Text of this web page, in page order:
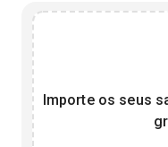
Importe os seus